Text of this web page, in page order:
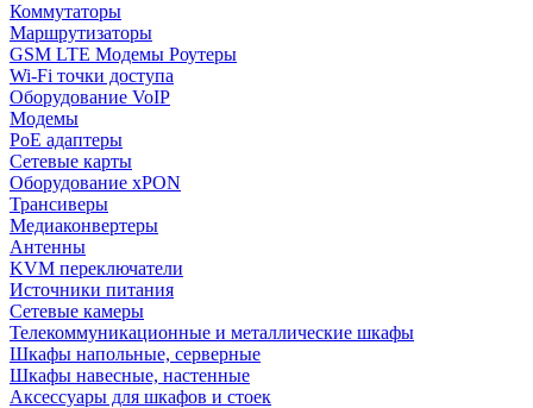
Коммутаторы
Маршрутизаторы
GSM LTE Модемы Роутеры
Wi-Fi точки доступа
Оборудование VoIP
Модемы
PoE адаптеры
Сетевые карты
Оборудование xPON
Трансиверы
Медиаконвертеры
Антенны
KVM переключатели
Источники питания
Сетевые камеры
Телекоммуникационные и металлические шкафы
Шкафы напольные, серверные
Шкафы навесные, настенные
Аксессуары для шкафов и стоек